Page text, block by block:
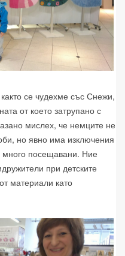
се чудехме със Снежи,
от което затрупано с
мислех, че немците не
но явно има изключения
посещавани. Ние
при детските
материали като